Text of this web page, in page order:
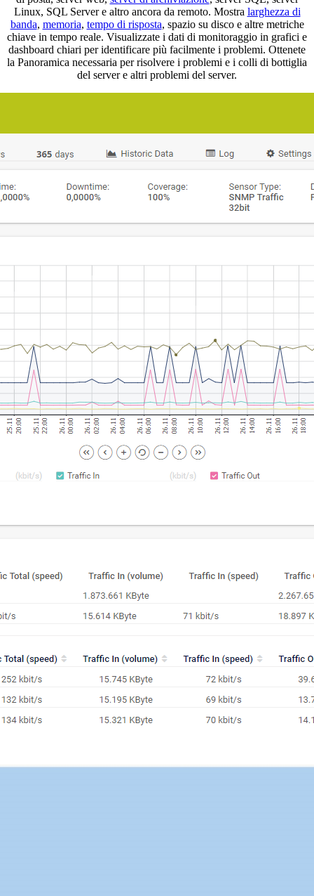
Linux, SQL Server e altro ancora da remoto. Mostra larghezza di
banda, memoria, tempo di risposta, spazio su disco e altre metriche
chiave in tempo reale. Visualizzate i dati di monitoraggio in grafici e
dashboard chiari per identificare più facilmente i problemi. Ottenete
la Panoramica necessaria per risolvere i problemi e i colli di bottiglia
del server e altri problemi del server.